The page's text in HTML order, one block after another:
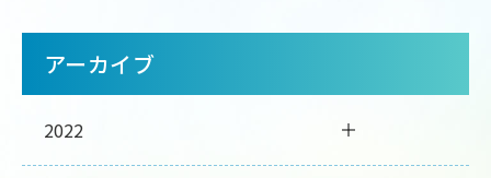
アーカイブ
2022